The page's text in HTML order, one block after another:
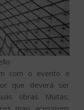
com o evento e
que deverá ser
obras. Muitas,